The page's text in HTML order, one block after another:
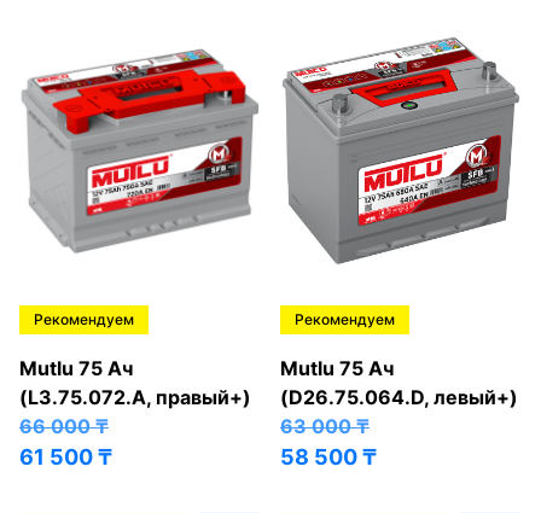
Рекомендуем
Mutlu 75 Ач
(L3.75.072.A, правый+)
66 000₸
61 500₸
Рекомендуем
Mutlu 75 Ач
(D26.75.064.D, левый+)
63 000₸
58 500₸